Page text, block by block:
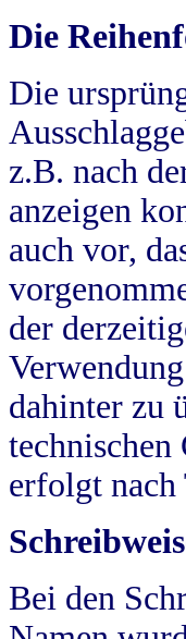
Die
Die
z.B. nach
anzeigen
auch vor,
der
dahinter zu
erfolgt nach
Bei den